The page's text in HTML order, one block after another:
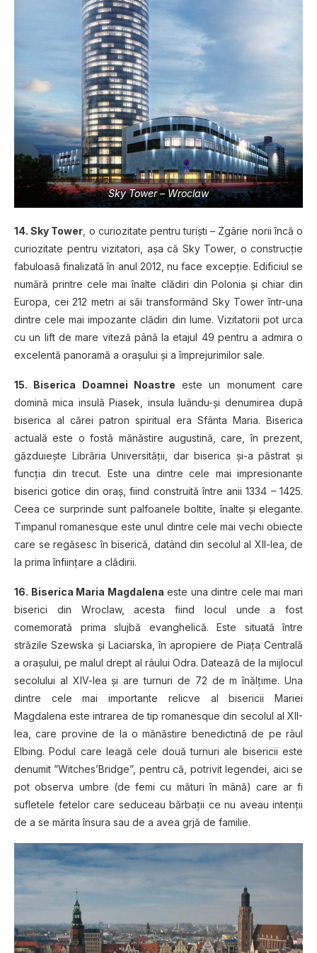
Sky Tower – Wroclaw
14. Sky Tower , o curiozitate pentru turişti – Zgârie norii încă o
curiozitate pentru vizitatori, aşa că Sky Tower, o construcţie
fabuloasă finalizată în anul 2012, nu face excepţie. Edificiul se
numără printre cele mai înalte clădiri din Polonia şi chiar din
Europa, cei 212 metri ai săi transformând Sky Tower într-una
dintre cele mai impozante clădiri din lume. Vizitatorii pot urca
cu un lift de mare viteză până la etajul 49 pentru a admira o
excelentă panoramă a oraşului şi a împrejurimilor sale.
15. Biserica Doamnei Noastre este un monument care
domină mica insulă Piasek, insula luându-şi denumirea după
biserica al cărei patron spiritual era Sfânta Maria. Biserica
actuală este o fostă mănăstire augustină, care, în prezent,
găzduieşte Librăria Universităţii, dar biserica şi-a păstrat şi
funcţia din trecut. Este una dintre cele mai impresionante
biserici gotice din oraş, fiind construită între anii 1334 – 1425.
Ceea ce surprinde sunt palfoanele boltite, înalte şi elegante.
Timpanul romanesque este unul dintre cele mai vechi obiecte
care se regăsesc în biserică, datând din secolul al XII-lea, de
la prima înfiinţare a clădirii.
16. Biserica Maria Magdalena este una dintre cele mai mari
biserici din Wroclaw, acesta fiind locul unde a fost
comemorată prima slujbă evanghelică. Este situată între
străzile Szewska şi Laciarska, în apropiere de Piaţa Centrală
a oraşului, pe malul drept al râului Odra. Datează de la mijlocul
secolului al XIV-lea şi are turnuri de 72 de m înălţime. Una
dintre cele mai importante relicve al bisericii Mariei
Magdalena este intrarea de tip romanesque din secolul al XII-
lea, care provine de la o mănăstire benedictină de pe râul
Elbing. Podul care leagă cele două turnuri ale bisericii este
denumit ”Witches’Bridge”, pentru că, potrivit legendei, aici se
pot observa umbre (de femi cu mături în mână) care ar fi
sufletele fetelor care seduceau bărbaţii ce nu aveau intenţii
de a se mărita însura sau de a avea grjă de familie.